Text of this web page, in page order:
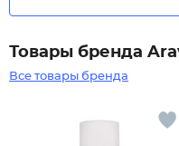
Товары бренда
Все товары бренда